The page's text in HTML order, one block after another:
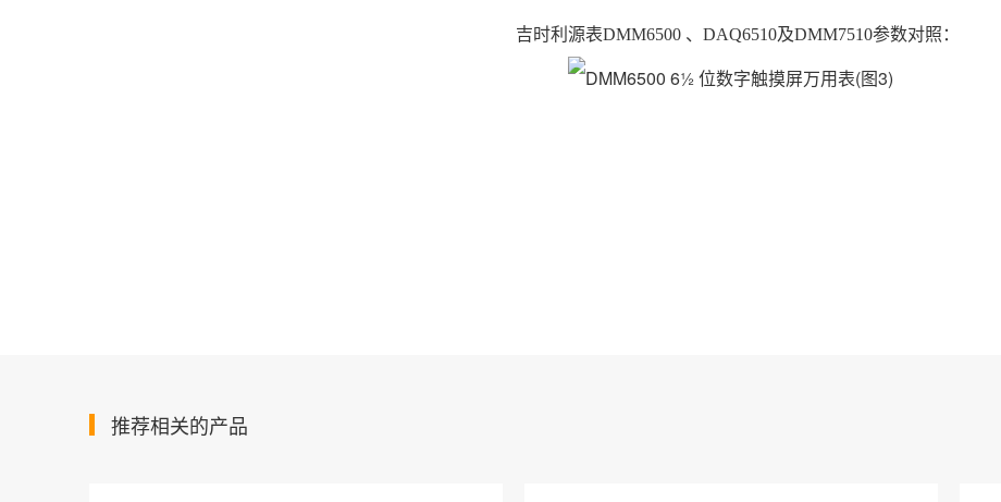
吉时利源表DMM6500 、DAQ6510及DMM7510参数对照：
推荐相关的产品